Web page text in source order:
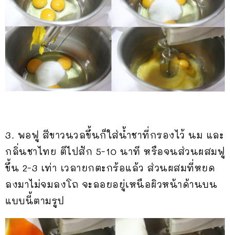
3. พอฟู สีขาวนวลขึ้นก็ใส่น้ำชาที่กรองไว้ นม และ
กลิ่นชาไทย ตีไปสัก 5-10 นาที หรือจนส่วนผสมฟู
ขึ้น 2-3 เท่า เวลายกตะกร้อแล้ว ส่วนผสมที่หยด
ลงมาไม่จมลงโถ จะลอยอยู่เหนือผิวหน้าด้านบน
แบบนี้ตามรูป